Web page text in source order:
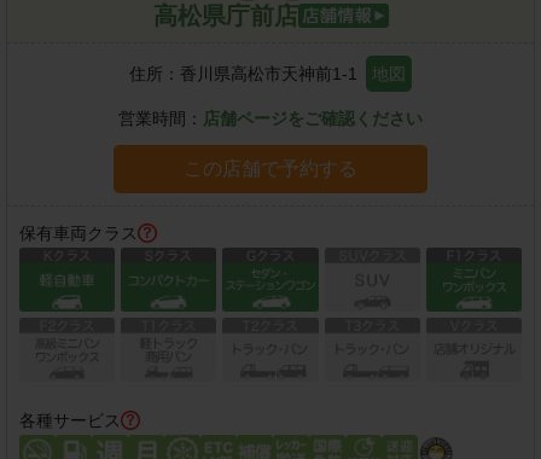
高松県庁前店
住所： 香川県高松市天神前1-1 地図
営業時間： 店舗ページをご確認ください
この店舗で予約する
保有車両クラス
各種サービス